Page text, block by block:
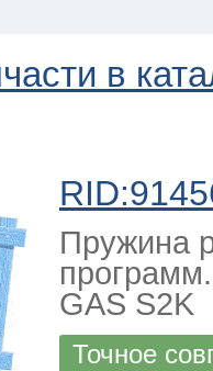
в
Пружина
GAS S2K
Точное